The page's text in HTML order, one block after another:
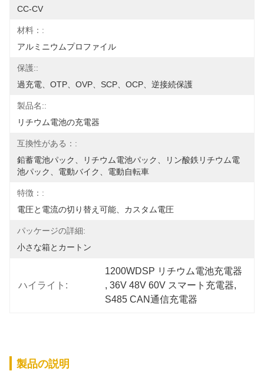
CC-CV
材料：:
アルミニウムプロファイル
保護::
過充電、OTP、OVP、SCP、OCP、逆接続保護
製品名::
リチウム電池の充電器
互換性がある：:
鉛蓄電池パック、リチウム電池パック、リン酸鉄リチウム電
池パック、電動バイク、電動自転車
特徴：:
電圧と電流の切り替え可能、カスタム電圧
パッケージの詳細:
小さな箱とカートン
ハイライト:
1200WDSP リチウム電池充電器
, 36V 48V 60V スマート充電器,
S485 CAN通信充電器
製品の説明